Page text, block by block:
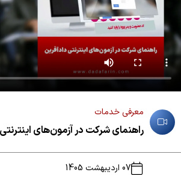
راهنمای شرکت در آزمون‌های
معرفی خدمات
07 اردیبهشت 1405